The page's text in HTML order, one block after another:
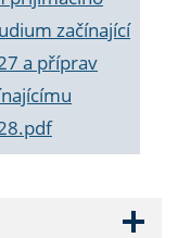
začínající
a příprav